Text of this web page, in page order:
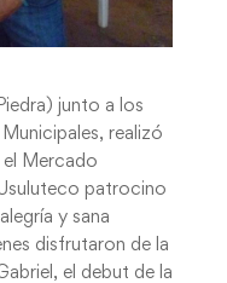
junto a los
realizó
el Mercado
patrocino
y sana
disfrutaron de la
el debut de la